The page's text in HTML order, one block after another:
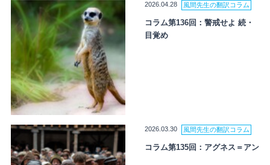
2026.04.28 風間先生の翻訳コラム
コラム第136回：警戒せよ 続・
目覚め
2026.03.30 風間先生の翻訳コラム
コラム第135回：アグネス＝アン